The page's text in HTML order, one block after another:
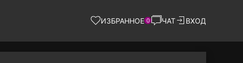
ИЗБРАННОЕ 0 ЧАТ ВХОД